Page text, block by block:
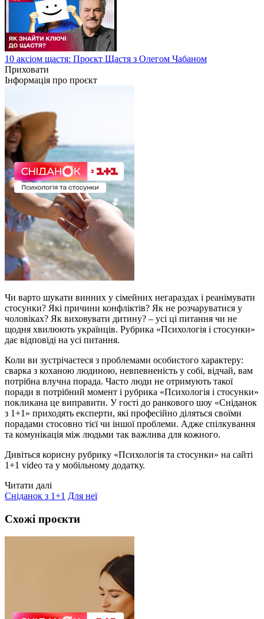
10 аксіом щастя: Проєкт Щастя з Олегом Чабаном
Приховати
Інформація про проєкт
Чи варто шукати винних у сімейних негараздах і реанімувати
стосунки? Які причини конфліктів? Як не розчаруватися у
чоловіках? Як виховувати дитину? – усі ці питання чи не
щодня хвилюють українців. Рубрика «Психологія і стосунки»
дає відповіді на усі питання.
Коли ви зустрічаєтеся з проблемами особистого характеру:
сварка з коханою людиною, невпевненість у собі, відчай, вам
потрібна влучна порада. Часто люди не отримують такої
поради в потрібний момент і рубрика «Психологія і стосунки»
покликана це виправити. У гості до ранкового шоу «Сніданок
з 1+1» приходять експерти, які професійно діляться своїми
порадами стосовно тієї чи іншої проблеми. Адже спілкування
та комунікація між людьми так важлива для кожного.
Дивіться корисну рубрику «Психологія та стосунки» на сайті
1+1 video та у мобільному додатку.
Читати далі
Сніданок з 1+1 Для неї
Схожі проєкти